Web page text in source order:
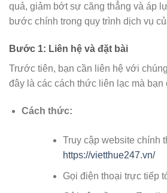
quả, giảm bớt sự căng thẳng và áp
bước chính trong quy trình dịch vụ
Bước 1: Liên hệ và đặt bài
Trước tiên, bạn cần liên hệ với
đây là các cách thức liên lạc mà bạn
Cách thức:
Truy cập website chính
https://vietthue247.vn/
Gọi điện thoại trực tiếp